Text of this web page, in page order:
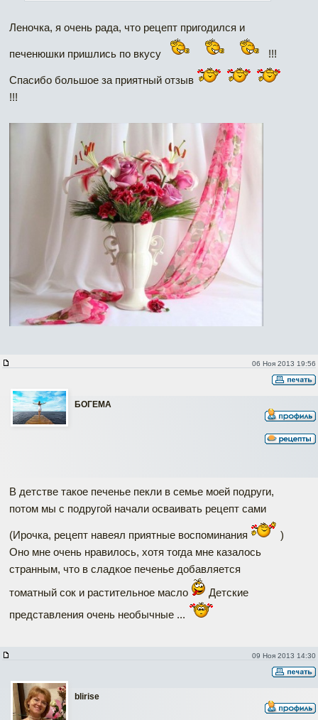
Леночка, я очень рада, что рецепт пригодился и
печенюшки пришлись по вкусу !!!
Спасибо большое за приятный отзыв
!!!
06 Ноя 2013 19:56
БOГЕМА
В детстве такое печенье пекли в семье моей подруги,
потом мы с подругой начали осваивать рецепт сами
(Ирочка, рецепт навеял приятные воспоминания
)
Оно мне очень нравилось, хотя тогда мне казалось
странным, что в сладкое печенье добавляется
томатный сок и растительное масло
Детские
представления очень необычные ...
09 Ноя 2013 14:30
blirise